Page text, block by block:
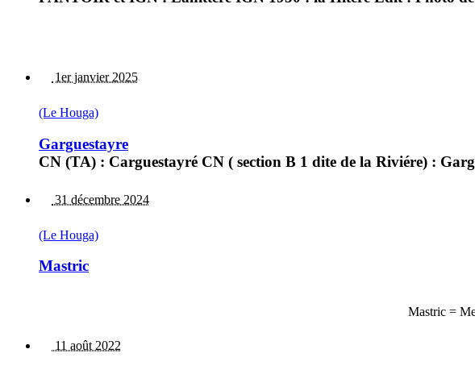
1er janvier 2025
(Le Houga)
Garguestayre
CN (TA) : Carguestayré CN ( section B 1 dite de la Riviére) :
31 décembre 2024
(Le Houga)
Mastric
Mastric =
11 août 2022